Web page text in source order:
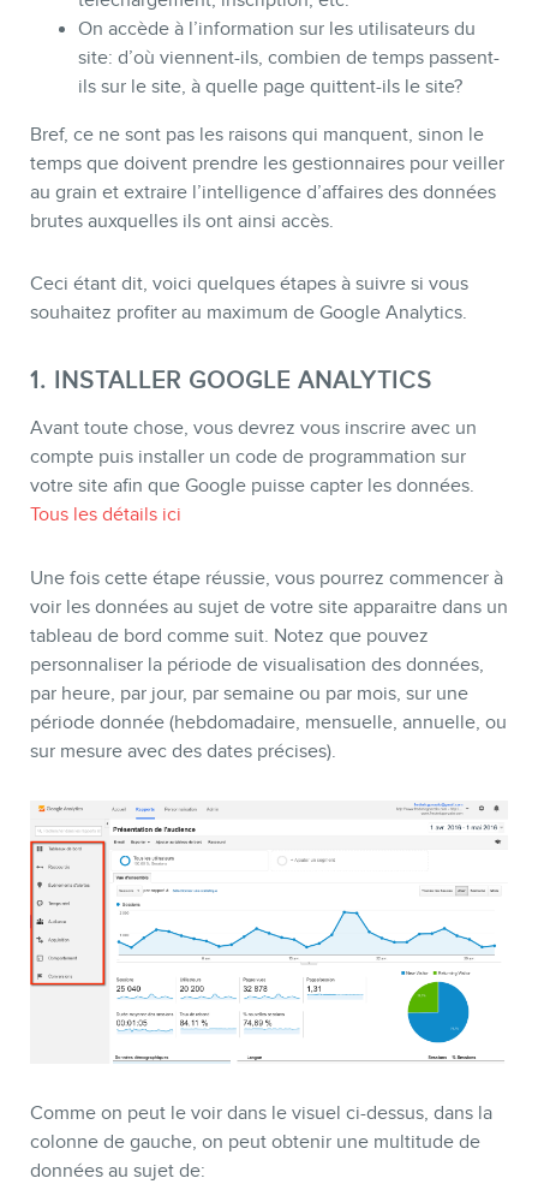
BLOGUE
CONTACT
MEMBRES
INFOLETTRE
On accède à l’information sur les utilisateurs du
site: d’où viennent-ils, combien de temps passent-
ils sur le site, à quelle page quittent-ils le site?
Bref, ce ne sont pas les raisons qui manquent, sinon le
temps que doivent prendre les gestionnaires pour veiller
au grain et extraire l’intelligence d’affaires des données
brutes auxquelles ils ont ainsi accès.
Ceci étant dit, voici quelques étapes à suivre si vous
souhaitez profiter au maximum de Google Analytics.
1. INSTALLER GOOGLE ANALYTICS
Avant toute chose, vous devrez vous inscrire avec un
compte puis installer un code de programmation sur
votre site afin que Google puisse capter les données.
Tous les détails ici
Une fois cette étape réussie, vous pourrez commencer à
voir les données au sujet de votre site apparaitre dans un
tableau de bord comme suit. Notez que pouvez
personnaliser la période de visualisation des données,
par heure, par jour, par semaine ou par mois, sur une
période donnée (hebdomadaire, mensuelle, annuelle, ou
sur mesure avec des dates précises).
Comme on peut le voir dans le visuel ci-dessus, dans la
colonne de gauche, on peut obtenir une multitude de
données au sujet de: